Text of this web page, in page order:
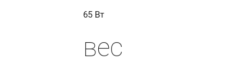
65 Вт
вес